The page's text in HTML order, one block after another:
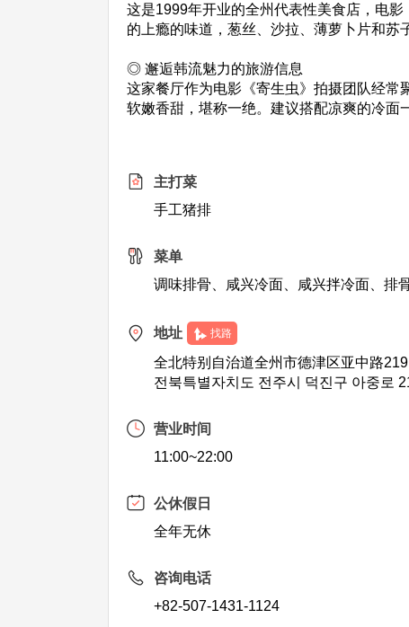
这是1999年开业的全州代表性美食店，电
的上瘾的味道，葱丝、沙拉、薄萝卜片和苏
◎ 邂逅韩流魅力的旅游信息
这家餐厅作为电影《寄生虫》拍摄团队经常
软嫩香甜，堪称一绝。建议搭配凉爽的冷面
主打菜
手工猪排
菜单
调味排骨、咸兴冷面、咸兴拌冷面、排
地址 找路
全北特别自治道全州市德津区亚中路219
전북특별자치도 전주시 덕진구 아중로
营业时间
11:00~22:00
公休假日
全年无休
咨询电话
+82-507-1431-1124